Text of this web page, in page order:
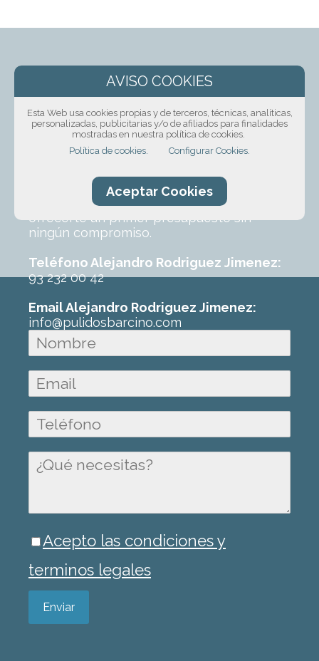
¡Solicita presupuesto
sin compromiso!
Ponte en contacto con nosotros mediante
electrónico. Con un poco de información
sobre el trabajo que requeres podremos
ofrecerte un primer presupuesto sin
ningún compromiso.
Teléfono Alejandro Rodriguez Jimenez:
93 232 00 42
Email Alejandro Rodriguez Jimenez:
info@pulidosbarcino.com
Acepto las condiciones y
terminos legales
Enviar
Esta Web usa cookies propias y de terceros, técnicas, analíticas,
personalizadas, publicitarias y/o de afiliados para finalidades
mostradas en nuestra política de cookies.
Política de cookies.
Configurar Cookies.
Aceptar Cookies